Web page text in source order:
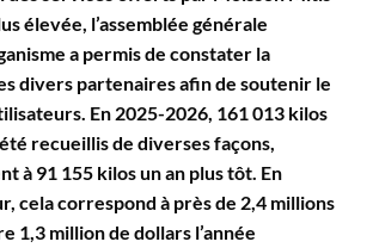
élevée, l’assemblée générale
a permis de constater la
divers partenaires afin de soutenir le
En 2025-2026, 161 013 kilos
recueillis de diverses façons,
à 91 155 kilos un an plus tôt. En
cela correspond à près de 2,4 millions
1,3 million de dollars l’année